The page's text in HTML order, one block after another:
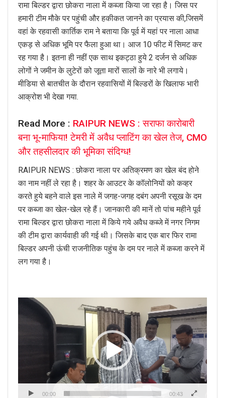
रामा बिल्डर द्वारा छोकरा नाला में कब्जा किया जा रहा है। जिस पर
हमारी टीम मौके पर पहुंची और हकीकत जानने का प्रयास की,जिसमें
वहां के रहवासी कार्तिक राम ने बताया कि पूर्व में यहां पर नाला आधा
एकड़ से अधिक भूमि पर फैला हुआ था। आज 10 फीट में सिमट कर
रह गया है। इतना ही नहीं एक साथ इकट्ठा हुये 2 दर्जन से अधिक
लोगों ने जमीन के लुटेरों को जूता मारों सालों के नारे भी लगाये।
मीडिया से बातचीत के दौरान रहवासियों में बिल्डरों के खिलाफ भारी
आक्रोश भी देखा गया.
Read More : RAIPUR NEWS : सराफा कारोबारी
बना भू-माफिया! टेमरी में अवैध प्लाटिंग का खेल तेज, CMO
और तहसीलदार की भूमिका संदिग्ध!
RAIPUR NEWS : छोकरा नाला पर अतिक्रमण का खेल बंद होने
का नाम नहीं ले रहा है। शहर के आउटर के कॉलोनियों को कव्हर
करते हुये बहने वाले इस नाले में जगह-जगह दबंग अपनी रसूख के दम
पर कब्जा का खेल-खेल रहे हैं। जानकारी की मानें तो पांच महीने पूर्व
रामा बिल्डर द्वारा छोकरा नाला में किये गये अवैध कब्जे में नगर निगम
की टीम द्वारा कार्यवाही की गई थी। जिसके बाद एक बार फिर रामा
बिल्डर अपनी ऊंची राजनीतिक पहुंच के दम पर नाले में कब्जा करने में
लग गया है।
Video
Player
00:00 00:43